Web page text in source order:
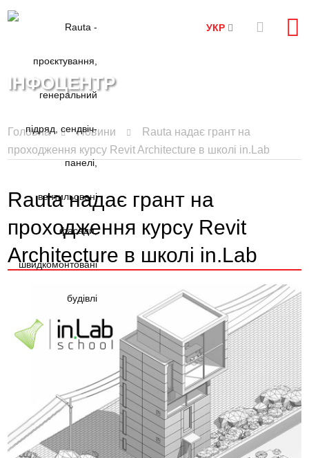
УКР
ІНФОЦЕНТР
Головна Новини
Rauta надає грант на
проходження курсу Revit Architecture в школі in.Lab
Rauta надає грант на
проходження курсу Revit
Architecture в школі in.Lab